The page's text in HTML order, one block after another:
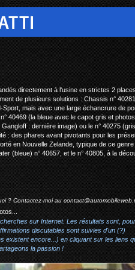
type 40 sport
directement à l'usine en strictes 2
de plusieurs solutions : Chassis n°
mais avec une large échancrure de
40469 (la bleue avec le capot gris et
: dernière image) ou le n° 40275
: des phares avant pivotants pour les
en Nouvelle Zelande, typique de ce
(bleue) n° 40657, et le n° 40805, à la
? Contactez-moi au
sur Internet. Les résultats sont,
discutables sont suivies d'un (?)
existent encore...) en cliquant sur les liens
la passion !